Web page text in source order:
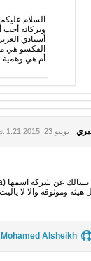
السلام
وبركاته
أستاذي
الفكسو هي
أم هي وهمية
يونيو 23, 2015 at 1:21 ص
وموثوقه والا لا
Mohamed Alsheikh